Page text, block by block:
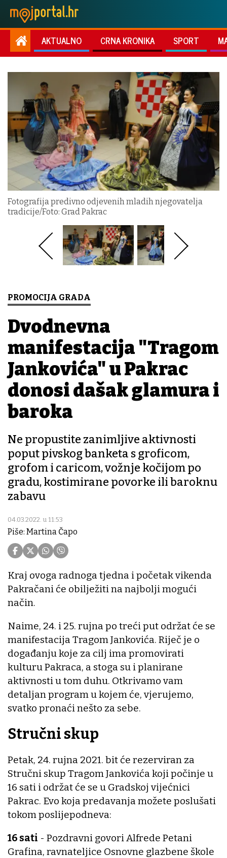
AKTUALNO CRNA KRONIKA SPORT
Fotografija predivno odjevenih mladih njegovatelja
tradicije/Foto: Grad Pakrac
PROMOCIJA GRADA
Dvodnevna
manifestacija "Tragom
Jankovića" u Pakrac
donosi dašak glamura i
baroka
Ne propustite zanimljive aktivnosti
poput pivskog banketa s groficom,
grofom i caricom, vožnje kočijom po
gradu, kostimirane povorke ili baroknu
zabavu
04.03.2022. u 11:53
Piše: Martina Čapo
Kraj ovoga radnoga tjedna i početak vikenda
Pakračani će obilježiti na najbolji mogući
način.
Naime, 24. i 25. rujna po treći put održat će se
manifestacija Tragom Jankovića. Riječ je o
događanju koje za cilj ima promovirati
kulturu Pakraca, a stoga su i planirane
aktivnosti u tom duhu. Otkrivamo vam
detaljan program u kojem će, vjerujemo,
svatko pronaći nešto za sebe.
Stručni skup
Petak, 24. rujna 2021. bit će rezerviran za
Stručni skup Tragom Jankovića koji počinje u
16 sati i održat će se u Gradskoj vijećnici
Pakrac. Evo koja predavanja možete poslušati
tokom poslijepodneva:
16 sati - Pozdravni govori Alfrede Petani
Grafina, ravnateljice Osnovne glazbene škole